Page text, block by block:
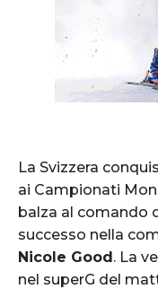
La Svizzera
ai Campionati
balza al comando
successo nella
Nicole Good. La
nel superG del